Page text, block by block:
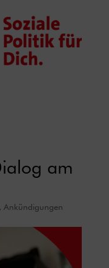
am
, Ankündigungen